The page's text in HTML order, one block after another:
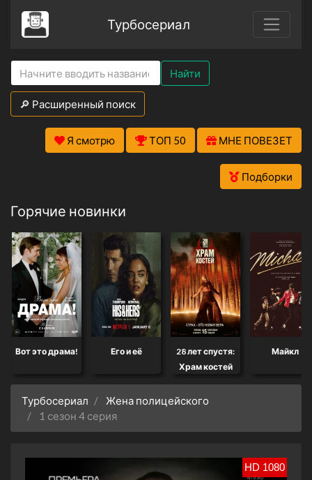
Турбосериал
Найти
🔎 Расширенный поиск
Я смотрю ТОП 50 МНЕ ПОВЕЗЕТ
Подборки
Горячие новинки
Вот это драма! Его и её
28 лет спустя:
Храм костей
Майкл
Турбосериал
Жена полицейского
1 сезон 4 серия
HD 1080